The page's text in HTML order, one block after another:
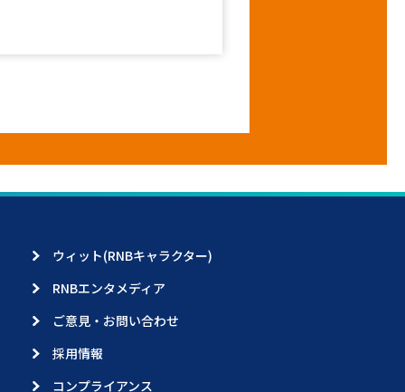
ウィット(RNBキャラクター)
RNBエンタメディア
ご意見・お問い合わせ
採用情報
コンプライアンス